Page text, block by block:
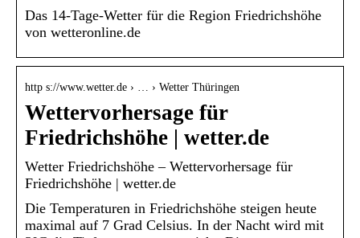
Das 14-Tage-Wetter für die Region Friedrichshöhe
von wetteronline.de
http s://www.wetter.de › … › Wetter Thüringen
Wettervorhersage für
Friedrichshöhe | wetter.de
Wetter Friedrichshöhe – Wettervorhersage für
Friedrichshöhe | wetter.de
Die Temperaturen in Friedrichshöhe steigen heute
maximal auf 7 Grad Celsius. In der Nacht wird mit